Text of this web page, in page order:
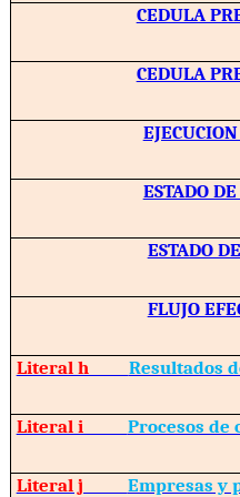
CEDULA
CEDULA
ESTADO
ESTADO
FLUJO
Literal h Resultados
Literal i Procesos de
Literal j Empresas y